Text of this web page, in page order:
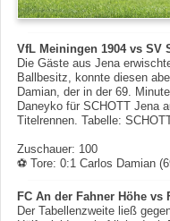
VfL Meiningen 1904 vs SV
Die Gäste aus Jena
Ballbesitz, konnte diesen
Damian, der in der 69.
Daneyko für SCHOTT Jena
Titelrennen. Tabelle:
Zuschauer: 100
⚽ Tore: 0:1 Carlos Damian
FC An der Fahner Höhe vs
Der Tabellenzweite ließ